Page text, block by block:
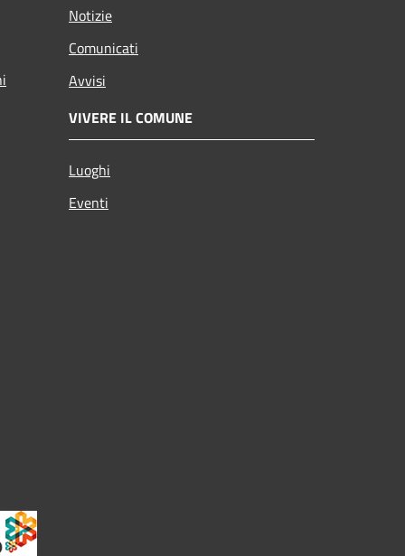
Notizie
Comunicati
Avvisi
VIVERE IL COMUNE
Luoghi
Eventi